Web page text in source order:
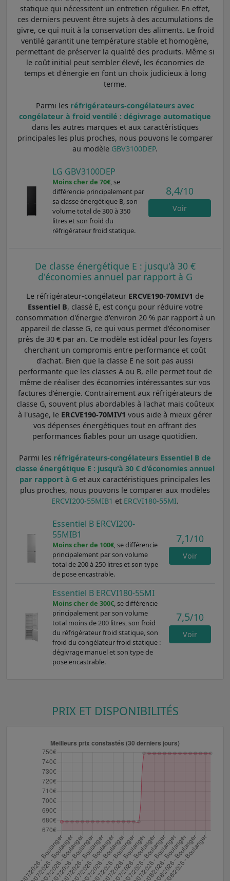
statique qui nécessitent un entretien régulier. En effet,
ces derniers peuvent être sujets à des accumulations de
givre, ce qui nuit à la conservation des aliments. Le froid
ventilé garantit une température stable et homogène,
permettant de préserver la qualité des produits. Même si
le coût initial peut sembler élevé, les économies de
temps et d'énergie en font un choix judicieux à long
terme.
Parmi les réfrigérateurs-congélateurs avec
congélateur à froid ventilé : dégivrage automatique
dans les autres marques et aux caractéristiques
principales les plus proches, nous pouvons le comparer
au modèle GBV3100DEP.
LG GBV3100DEP
Moins cher de 70€, se
différencie principalement par
sa classe énergétique B, son
volume total de 300 à 350
litres et son froid du
réfrigérateur froid statique.
8,4/10
Voir
De classe énergétique E : jusqu'à 30 €
d'économies annuel par rapport à G
Le réfrigérateur-congélateur ERCVE190-70MIV1 de
Essentiel B, classé E, est conçu pour réduire votre
consommation d'énergie d'environ 20 % par rapport à un
appareil de classe G, ce qui vous permet d'économiser
près de 30 € par an. Ce modèle est idéal pour les foyers
cherchant un compromis entre performance et coût
d'achat. Bien que la classe E ne soit pas aussi
performante que les classes A ou B, elle permet tout de
même de réaliser des économies intéressantes sur vos
factures d'énergie. Contrairement aux réfrigérateurs de
classe G, souvent plus abordables à l'achat mais coûteux
à l'usage, le ERCVE190-70MIV1 vous aide à mieux gérer
vos dépenses énergétiques tout en offrant des
performances fiables pour un usage quotidien.
Parmi les réfrigérateurs-congélateurs Essentiel B de
classe énergétique E : jusqu'à 30 € d'économies annuel
par rapport à G et aux caractéristiques principales les
plus proches, nous pouvons le comparer aux modèles
ERCVI200-55MIB1 et ERCVI180-55MI.
Essentiel B ERCVI200-
55MIB1
Moins cher de 100€, se différencie
principalement par son volume
total de 200 à 250 litres et son type
de pose encastrable.
7,1/10
Voir
Essentiel B ERCVI180-55MI
Moins cher de 300€, se différencie
principalement par son volume
total moins de 200 litres, son froid
du réfrigérateur froid statique, son
froid du congélateur froid statique :
dégivrage manuel et son type de
pose encastrable.
7,5/10
Voir
PRIX ET DISPONIBILITÉS